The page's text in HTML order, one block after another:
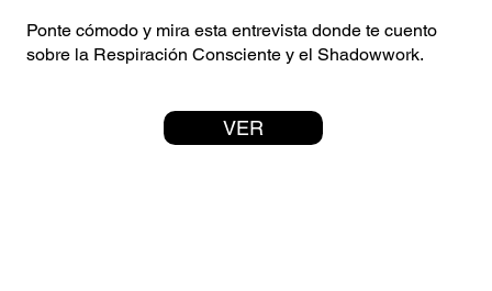
Ponte cómodo y mira esta entrevista donde te cuento
sobre la Respiración Consciente y el Shadowwork.
VER